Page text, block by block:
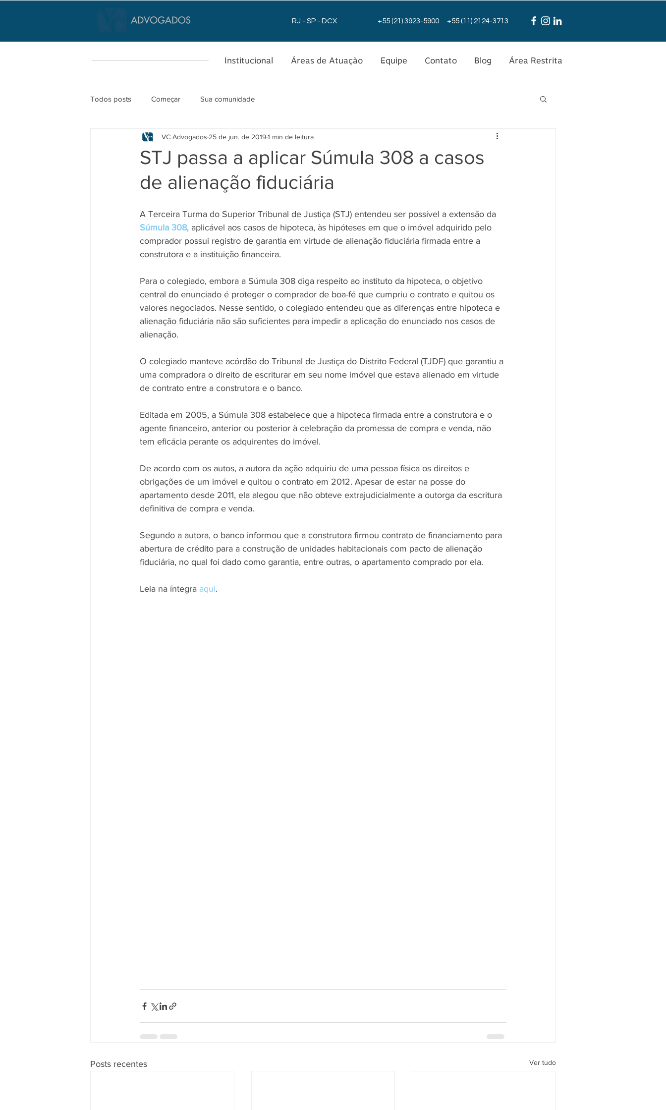
RJ - SP - DCX +55 (21) 3923-5900 +55 (11) 2124-3713
Institucional Áreas de Atuação Equipe Contato Blog Área Restrita
Todos posts Começar Sua comunidade
STJ passa a aplicar Súmula 308 a casos
de alienação fiduciária
VC Advogados 25 de jun. de 20191 min de leitura
A Terceira Turma do Superior Tribunal de Justiça (STJ) entendeu ser possível a extensão da
Súmula 308, aplicável aos casos de hipoteca, às hipóteses em que o imóvel adquirido pelo
comprador possui registro de garantia em virtude de alienação fiduciária firmada entre a
construtora e a instituição financeira.
Para o colegiado, embora a Súmula 308 diga respeito ao instituto da hipoteca, o objetivo
central do enunciado é proteger o comprador de boa-fé que cumpriu o contrato e quitou os
valores negociados. Nesse sentido, o colegiado entendeu que as diferenças entre hipoteca e
alienação fiduciária não são suficientes para impedir a aplicação do enunciado nos casos de
alienação.
O colegiado manteve acórdão do Tribunal de Justiça do Distrito Federal (TJDF) que garantiu a
uma compradora o direito de escriturar em seu nome imóvel que estava alienado em virtude
de contrato entre a construtora e o banco.
Editada em 2005, a Súmula 308 estabelece que a hipoteca firmada entre a construtora e o
agente financeiro, anterior ou posterior à celebração da promessa de compra e venda, não
tem eficácia perante os adquirentes do imóvel.
De acordo com os autos, a autora da ação adquiriu de uma pessoa física os direitos e
obrigações de um imóvel e quitou o contrato em 2012. Apesar de estar na posse do
apartamento desde 2011, ela alegou que não obteve extrajudicialmente a outorga da escritura
definitiva de compra e venda.
Segundo a autora, o banco informou que a construtora firmou contrato de financiamento para
abertura de crédito para a construção de unidades habitacionais com pacto de alienação
fiduciária, no qual foi dado como garantia, entre outras, o apartamento comprado por ela.
Leia na íntegra aqui.
Posts recentes Ver tudo